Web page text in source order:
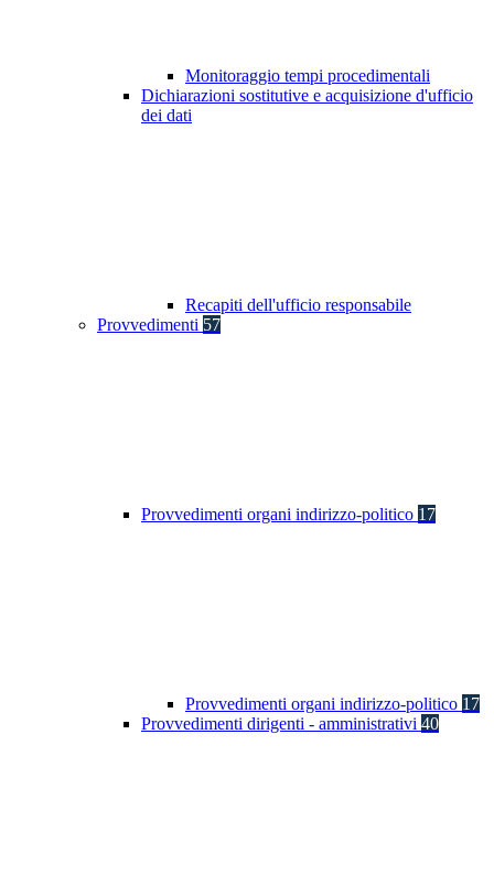
Monitoraggio tempi procedimentali
Dichiarazioni sostitutive e acquisizione d'ufficio
dei dati
Recapiti dell'ufficio responsabile
Provvedimenti 57
Provvedimenti organi indirizzo-politico 17
Provvedimenti organi indirizzo-politico 17
Provvedimenti dirigenti - amministrativi 40